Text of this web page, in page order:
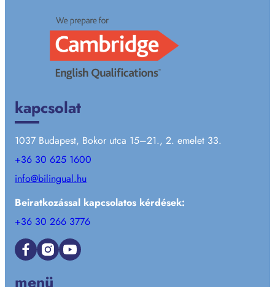
kapcsolat
1037 Budapest, Bokor utca 15–21., 2. emelet 33.
+36 30 625 1600
info@bilingual.hu
Beiratkozással kapcsolatos kérdések:
+36 30 266 3776
Facebook Instagram YouTube
menü